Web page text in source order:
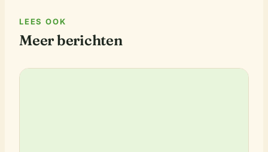
LEES OOK
Meer berichten